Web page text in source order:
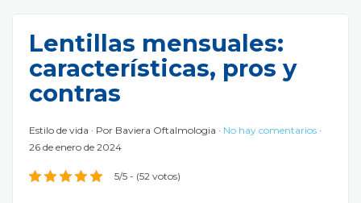
Lentillas mensuales:
características, pros y
contras
Estilo de vida Por Baviera Oftalmologia
No hay comentarios
26 de enero de 2024
5/5 - (52 votos)